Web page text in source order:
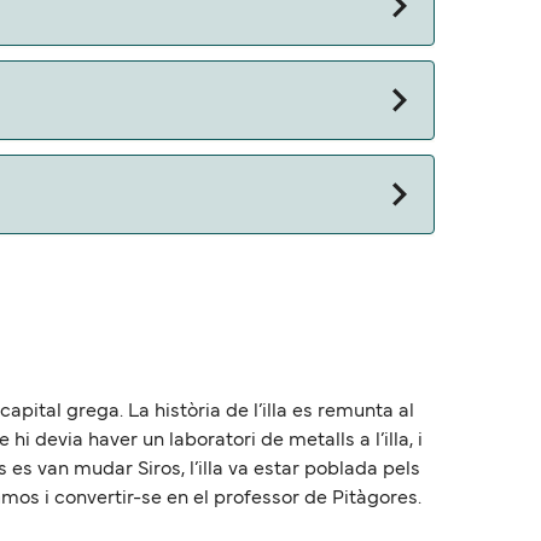
grega. La història de l’illa es remunta al
hi devia haver un laboratori de metalls a l’illa, i
van mudar Siros, l’illa va estar poblada pels
i convertir-se en el professor de Pitàgores.